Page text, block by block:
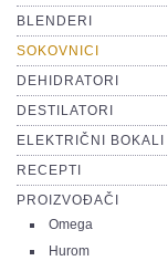
BLENDERI
SOKOVNICI
DEHIDRATORI
DESTILATORI
ELEKTRIČNI BOKALI
RECEPTI
PROIZVOĐAČI
Omega
Hurom